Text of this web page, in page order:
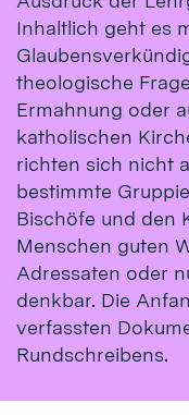
Inhaltlich geht es
theologische
Ermahnung oder
katholischen
richten sich nicht
bestimmte
Bischöfe und den
Menschen guten
Adressaten oder
denkbar. Die
verfassten
Rundschreibens.